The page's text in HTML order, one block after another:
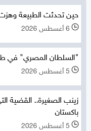
حين تحدثت الطبيعة
l 6 أغسطس 2026
"السلطان المصري" في
l 5 أغسطس 2026
زينب الصغيرة.. القضية
باكستان
l 5 أغسطس 2026